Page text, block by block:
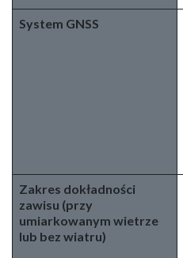
System GNSS
Zakres dokładności
zawisu (przy
umiarkowanym wietrze
lub bez wiatru)